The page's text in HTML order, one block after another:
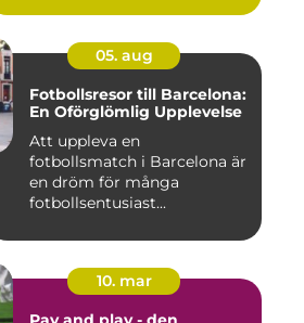
05. aug
Fotbollsresor till Barcelona:
En Oförglömlig Upplevelse
Att uppleva en
fotbollsmatch i Barcelona är
en dröm för många
fotbollsentusiast...
10. mar